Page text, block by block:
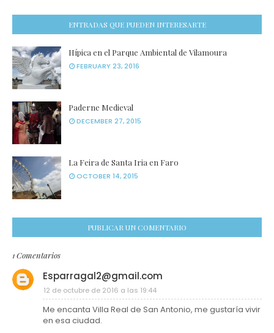
ENTRADAS QUE PUEDEN INTERESARTE
Hípica en el Parque Ambiental de Vilamoura
FEBRUARY 23, 2016
Paderne Medieval
DECEMBER 27, 2015
La Feira de Santa Iria en Faro
OCTOBER 14, 2015
PUBLICAR UN COMENTARIO
1 Comentarios
Esparragal2@gmail.com
12 de octubre de 2016 a las 19:44
Me encanta Villa Real de San Antonio, me gustaría vivir
en esa ciudad.